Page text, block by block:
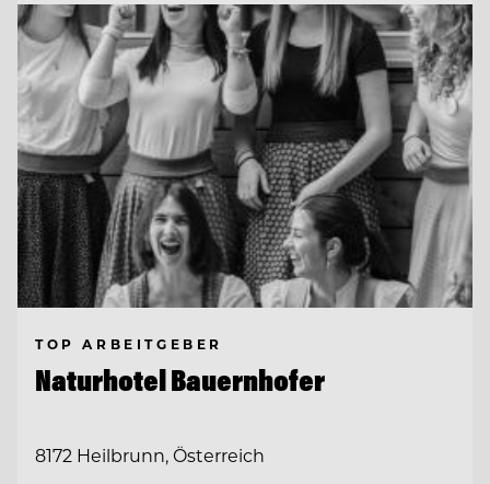
TOP ARBEITGEBER
Naturhotel Bauernhofer
8172 Heilbrunn, Österreich